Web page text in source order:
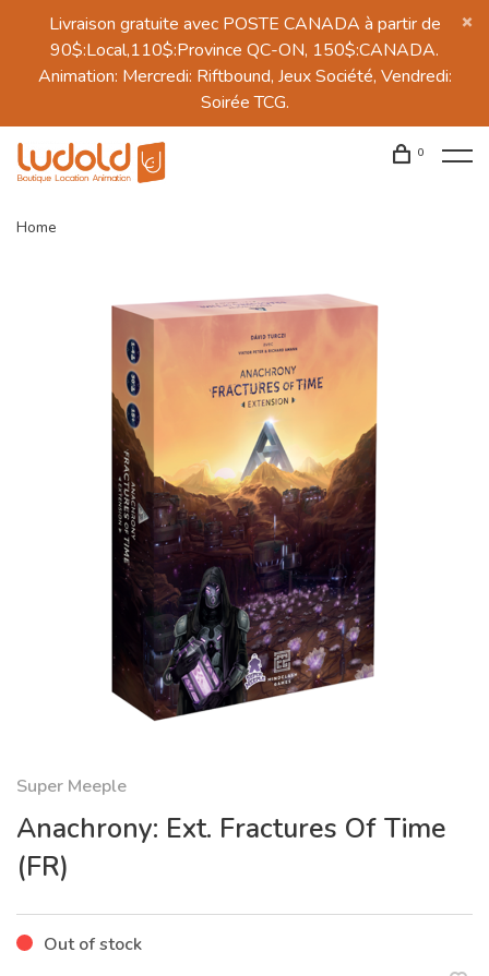
Livraison gratuite avec POSTE CANADA à partir de
90$:Local,110$:Province QC-ON, 150$:CANADA.
Animation: Mercredi: Riftbound, Jeux Société, Vendredi:
Soirée TCG.
0
Home
Super Meeple
Anachrony: Ext. Fractures Of Time
(FR)
Out of stock